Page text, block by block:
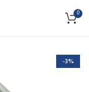
0
-3%